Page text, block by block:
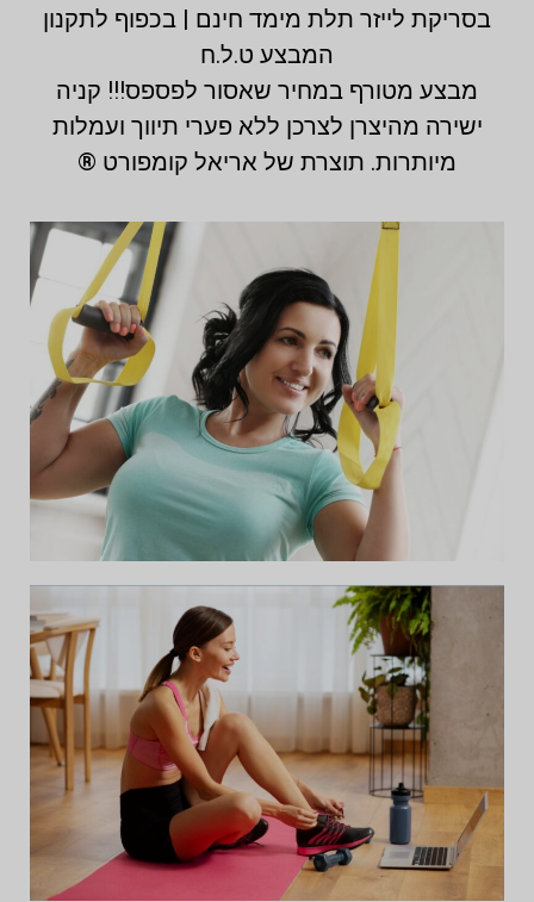
בסריקת לייזר תלת מימד חינם | בכפוף לתקנון
המבצע ט.ל.ח
מבצע מטורף במחיר שאסור לפספס!!! קניה
ישירה מהיצרן לצרכן ללא פערי תיווך ועמלות
מיותרות. תוצרת של אריאל קומפורט ®